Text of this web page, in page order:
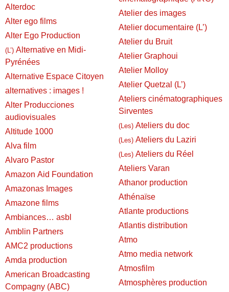
Alterdoc
Alter ego films
Alter Ego Production
(L’) Alternative en Midi-
Pyrénées
Alternative Espace Citoyen
alternatives : images !
Alter Producciones
audiovisuales
Altitude 1000
Alva film
Alvaro Pastor
Amazon Aid Foundation
Amazonas Images
Amazone films
Ambiances… asbl
Amblin Partners
AMC2 productions
Amda production
American Broadcasting
Compagny (ABC)
Atelier des images
Atelier documentaire (L’)
Atelier du Bruit
Atelier Graphoui
Atelier Molloy
Atelier Quetzal (L’)
Ateliers cinématographiques
Sirventes
(Les) Ateliers du doc
(Les) Ateliers du Laziri
(Les) Ateliers du Réel
Ateliers Varan
Athanor production
Athénaïse
Atlante productions
Atlantis distribution
Atmo
Atmo media network
Atmosfilm
Atmosphères production